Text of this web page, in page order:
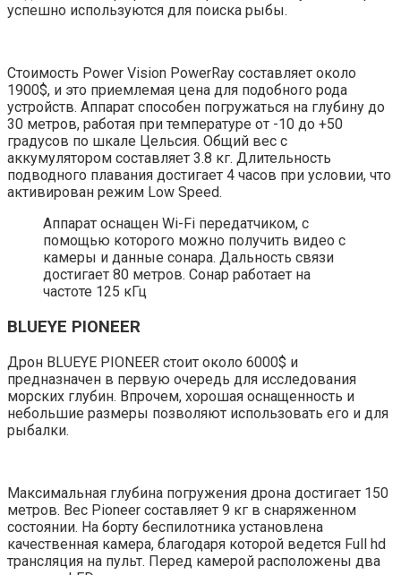
успешно используются для поиска рыбы.
Стоимость Power Vision PowerRay составляет около
1900$, и это приемлемая цена для подобного рода
устройств. Аппарат способен погружаться на глубину до
30 метров, работая при температуре от -10 до +50
градусов по шкале Цельсия. Общий вес с
аккумулятором составляет 3.8 кг. Длительность
подводного плавания достигает 4 часов при условии, что
активирован режим Low Speed.
Аппарат оснащен Wi-Fi передатчиком, с
помощью которого можно получить видео с
камеры и данные сонара. Дальность связи
достигает 80 метров. Сонар работает на
частоте 125 кГц
BLUEYE PIONEER
Дрон BLUEYE PIONEER стоит около 6000$ и
предназначен в первую очередь для исследования
морских глубин. Впрочем, хорошая оснащенность и
небольшие размеры позволяют использовать его и для
рыбалки.
Максимальная глубина погружения дрона достигает 150
метров. Вес Pioneer составляет 9 кг в снаряженном
состоянии. На борту беспилотника установлена
качественная камера, благодаря которой ведется Full hd
трансляция на пульт. Перед камерой расположены два